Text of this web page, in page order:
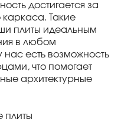
достигается за
каркаса. Такие
плиты идеальным
в любом
нас есть возможность
что помогает
архитектурные
плиты